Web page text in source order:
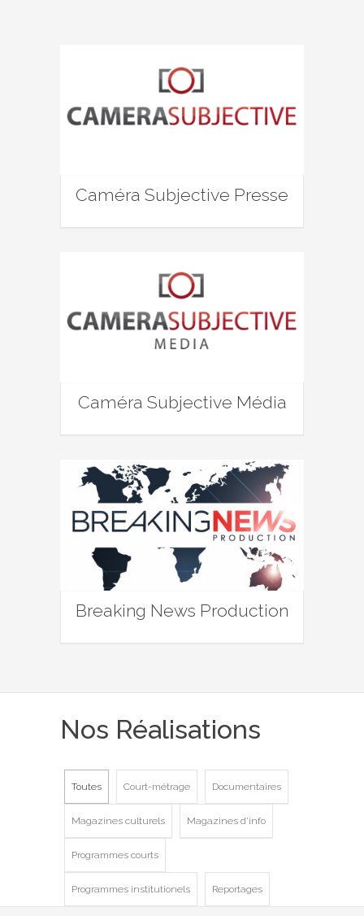
Caméra Subjective Presse
Caméra Subjective Média
Breaking News Production
Nos Réalisations
Toutes Court-métrage Documentaires
Magazines culturels Magazines d'info
Programmes courts
Programmes institutionels Reportages